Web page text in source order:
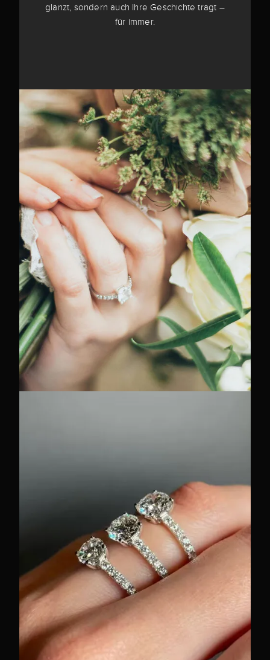
glänzt, sondern auch Ihre Geschichte trägt –
für immer.